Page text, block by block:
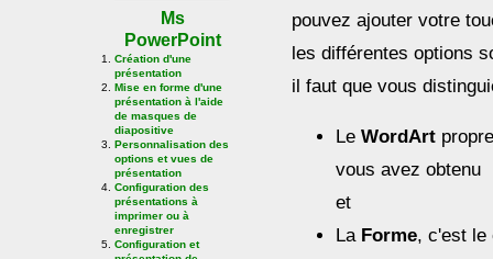
Ms
PowerPoint
Création d'une
présentation
Mise en forme d'une
présentation à l'aide
de masques de
diapositive
Personnalisation des
options et vues de
présentation
Configuration des
présentations à
imprimer ou à
enregistrer
Configuration et
pouvez ajouter votre
les différentes options
il faut que vous
LeWordArt
vous avez obtenu
et
La Forme, c'est le